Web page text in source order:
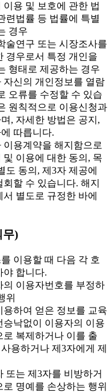
이용 및 보호에 관한 법
련법률 등 법률에 특별
경우
술연구 또는 시장조사를
경우로서 특정 개인을
형태로 제공하는 경우
신의 개인정보를 열람
오류를 수정할 수 있습
원칙적으로 이용신청과
, 자세한 방법은 공지,
따릅니다.
용계약을 해지함으로
이용에 대한 동의, 목
도 동의, 제3자 제공에
할 수 있습니다. 해지
별도로 규정한 바에
무)
이용할 때 다음 각 호
야 합니다.
의 이용자번호를 부정하
위
용하여 얻은 정보를 교육
승낙없이 이용자의 이용
로 복제하거나 이를 출
용하거나 제3자에게 제
또는 제3자를 비방하거
로 명예를 손상하는 행위